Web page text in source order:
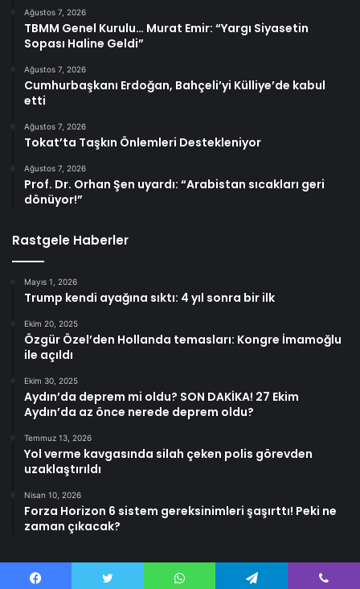
Ağustos 7, 2026
TBMM Genel Kurulu… Murat Emir: “Yargı Siyasetin
Sopası Haline Geldi”
Ağustos 7, 2026
Cumhurbaşkanı Erdoğan, Bahçeli’yi Külliye’de kabul
etti
Ağustos 7, 2026
Tokat’ta Taşkın Önlemleri Destekleniyor
Ağustos 7, 2026
Prof. Dr. Orhan Şen uyardı: “Arabistan sıcakları geri
dönüyor!”
Rastgele Haberler
Mayıs 1, 2026
Trump kendi ayağına sıktı: 4 yıl sonra bir ilk
Ekim 20, 2025
Özgür Özel’den Hollanda temasları: Kongre İmamoğlu
ile açıldı
Ekim 30, 2025
Aydın’da deprem mi oldu? SON DAKİKA! 27 Ekim
Aydın’da az önce nerede deprem oldu?
Temmuz 13, 2026
Yol verme kavgasında silah çeken polis görevden
uzaklaştırıldı
Nisan 10, 2026
Forza Horizon 6 sistem gereksinimleri şaşırttı! Peki ne
zaman çıkacak?